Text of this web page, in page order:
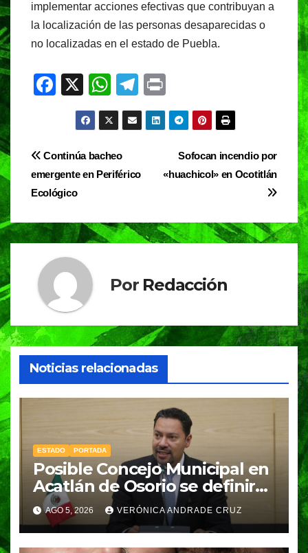
implementar acciones efectivas que contribuyan a
la localización de las personas desaparecidas o
no localizadas en el estado de Puebla.
F
e
b
o
o
k
X
W
h
at
s
A
p
T
el
e
a
in
t
Navegación
de
entradas
Sofocan incendio por
«huachicol» en Ocotitlán
Continúa bacheo
emergente en Periférico
Ecológico
Por Redacción
Noticias relacionadas
ESTADO PORTADA
Posible Concejo Municipal en
Acatlán de Osorio se definirá
en una semana; Congreso
espera resolución de
Gobernación
AGO 5, 2026 VERÓNICA ANDRADE CRUZ